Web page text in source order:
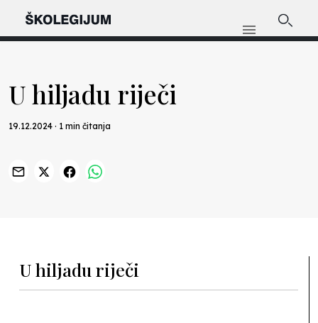
U hiljadu riječi
19.12.2024 · 1 min čitanja
U hiljadu riječi